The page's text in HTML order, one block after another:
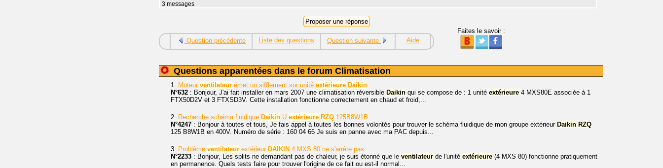
3 messages
Question précédente Liste des questions Question suivante Aide
Faites le savoir :
Questions apparentées dans le forum Climatisation
1. Moteur ventilateur émet un sifflement sur unité extérieure Daikin
N°632 : Bonjour, J'ai fait installer en mars 2007 une climatisation réversible Daikin qui se compose de : 1 unité extérieure 4 MXS80E associée à 1
FTX50D2V et 3 FTXSD3V. Cette installation fonctionne correctement en chaud et froid,...
2. Recherche schéma fluidique Daikin U extérieure RZQ 125B8W1B
N°4247 : Bonjour à toutes et tous, Je fais appel à toutes les bonnes volontés pour trouver le schéma fluidique de mon groupe extérieur Daikin RZQ
125 B8W1B en 400V. Numéro de série : 160 04 66 Je suis en panne avec ma PAC depuis...
3. Problème ventilateur extérieur DAIKIN 4 MXS 80 ne s'arrête pas
N°2233 : Bonjour, Les splits ne demandant pas de chaleur, je suis étonné que le ventilateur de l'unité extérieure (4 MXS 80) fonctionne pratiquement
en permanence. Quels tests faire pour trouver l'origine de ce fait ou est-il normal...